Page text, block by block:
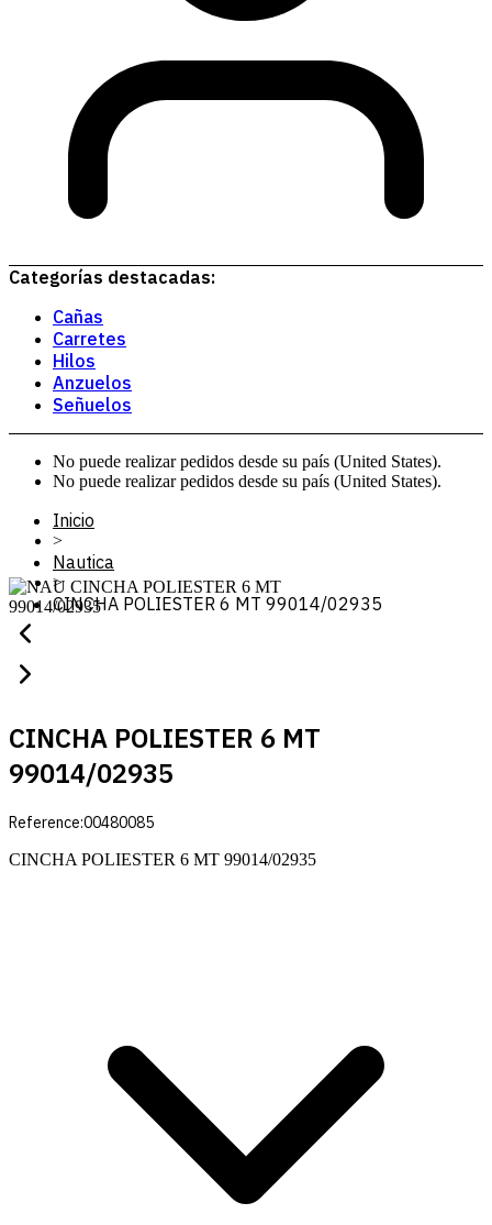
Categorías destacadas:
Cañas
Carretes
Hilos
Anzuelos
Señuelos
No puede realizar pedidos desde su país (United States).
No puede realizar pedidos desde su país (United States).
Inicio
>
Nautica
>
CINCHA POLIESTER 6 MT 99014/02935
CINCHA POLIESTER 6 MT
99014/02935
Reference:00480085
CINCHA POLIESTER 6 MT 99014/02935